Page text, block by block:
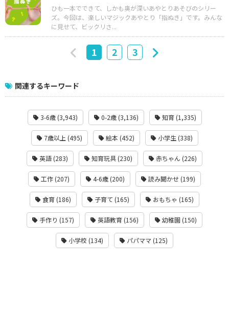
ひも一本でできて、しかも奥が深いあやとりあそびのシリー
ズ。今回は、楽しいマジックあやとり「指ぬき」です。みんな
に見せて、ビックリさ...
1 2 3
関連するキーワード
3-6歳 (3,943) 0-2歳 (3,136) 知育 (1,335)
7歳以上 (495) 絵本 (452) 小学生 (338)
英語 (283) 知育玩具 (230) 赤ちゃん (226)
工作 (207) 4-6歳 (200) 読み聞かせ (199)
食育 (186) 子育て (165) おもちゃ (165)
手作り (157) 英語教育 (156) 幼稚園 (150)
小学校 (134) パパママ (125)